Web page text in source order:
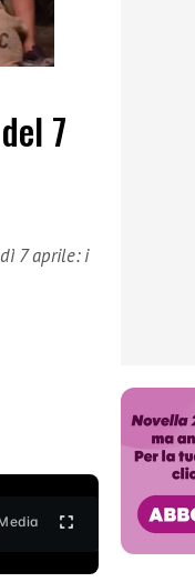
7
7 aprile: i